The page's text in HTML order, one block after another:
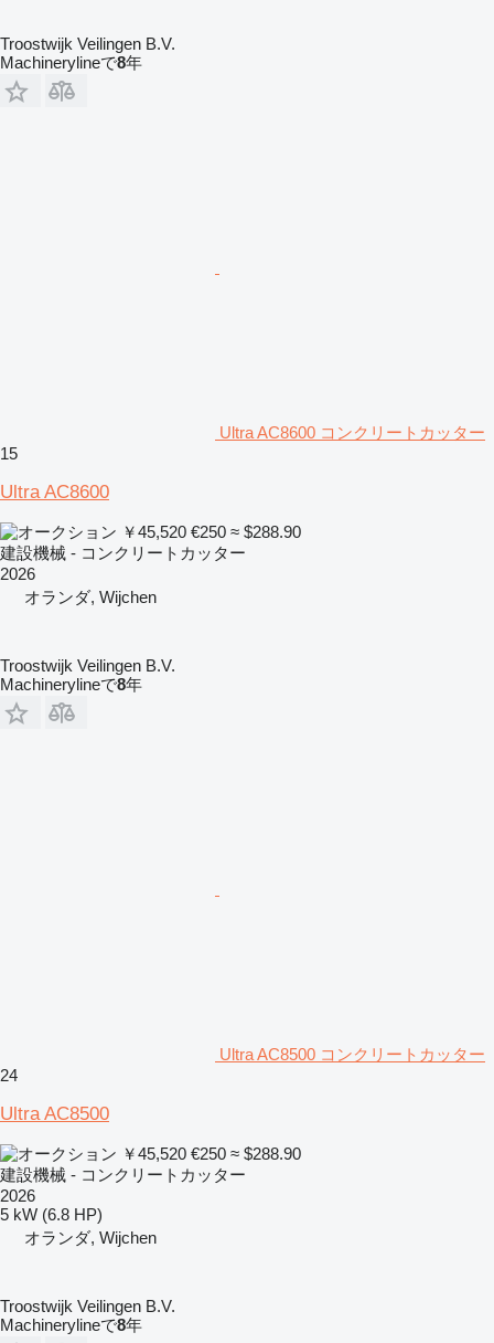
Troostwijk Veilingen B.V.
Machinerylineで8年
Ultra AC8600 コンクリートカッター
15
Ultra AC8600
￥45,520 €250 ≈ $288.90
建設機械 - コンクリートカッター
2026
オランダ, Wijchen
Troostwijk Veilingen B.V.
Machinerylineで8年
Ultra AC8500 コンクリートカッター
24
Ultra AC8500
￥45,520 €250 ≈ $288.90
建設機械 - コンクリートカッター
2026
5 kW (6.8 HP)
オランダ, Wijchen
Troostwijk Veilingen B.V.
Machinerylineで8年